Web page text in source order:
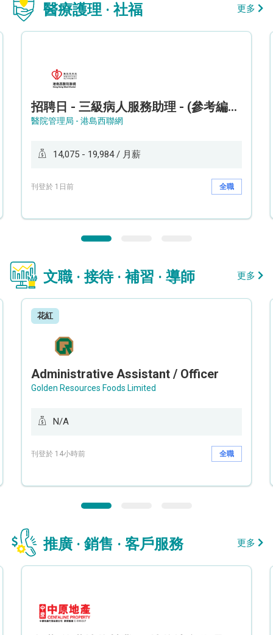
醫療護理 · 社福 更多
招聘日 - 三級病人服務助理 - (參考編號: HKWCS260107)
醫院管理局 - 港島西聯網
14,075 - 19,984 / 月薪
刊登於 1日前 全職
文職 · 接待 · 補習 · 導師 更多
花紅
Administrative Assistant / Officer
Golden Resources Foods Limited
N/A
刊登於 14小時前 全職
推廣 · 銷售 · 客戶服務 更多